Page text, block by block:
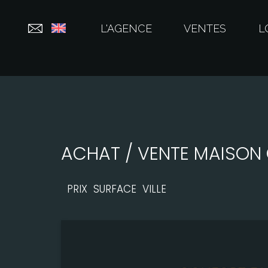
VENTES
L'AGENCE
ACHAT / VENTE MAISON
PRIX SURFACE VILLE